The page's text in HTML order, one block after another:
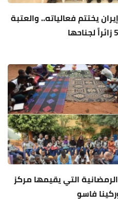
يختتم فعالياته.. والعتبة
التي يقيمها مركز
فاسو